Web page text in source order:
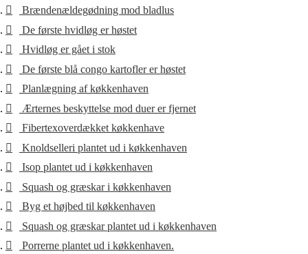
Brændenældegødning mod bladlus
De første hvidløg er høstet
Hvidløg er gået i stok
De første blå congo kartofler er høstet
Planlægning af køkkenhaven
Ærternes beskyttelse mod duer er fjernet
Fibertexoverdækket køkkenhave
Knoldselleri plantet ud i køkkenhaven
Isop plantet ud i køkkenhaven
Squash og græskar i køkkenhaven
Byg et højbed til køkkenhaven
Squash og græskar plantet ud i køkkenhaven
Porrerne plantet ud i køkkenhaven.